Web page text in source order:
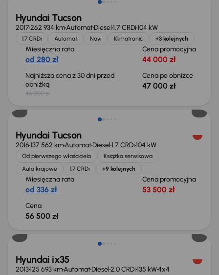
Hyundai Tucson
2017262 934 kmAutomatDiesel1.7 CRDi104 kW
1.7 CRDi Automat Navi Klimatronic +3 kolejnych
Miesięczna rata
od 280 zł
Cena promocyjna
44 000 zł
Najniższa cena z 30 dni przed
obniżką
46 000 zł
Cena po obniżce
47 000 zł
Świeżo skupione
Hyundai Tucson
2016137 562 kmAutomatDiesel1.7 CRDi104 kW
Od pierwszego właściciela
Książka serwisowa
Auta krajowe
1.7 CRDi +9 kolejnych
Miesięczna rata
od 336 zł
Cena promocyjna
53 500 zł
Cena
56 500 zł
Extra zniżka 2 650 zł
Hyundai ix35
2013125 693 kmAutomatDiesel2.0 CRDi135 kW4x4